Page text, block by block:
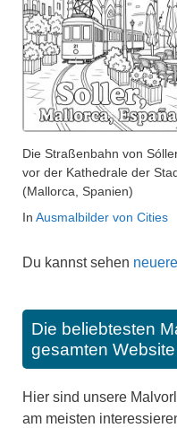
Die Straßenbahn von
vor der Kathedrale der
(Mallorca, Spanien)
In Ausmalbilder von Cities
Du kannst sehen
Die beliebtesten
gesamten Website
Hier sind unsere
am meisten